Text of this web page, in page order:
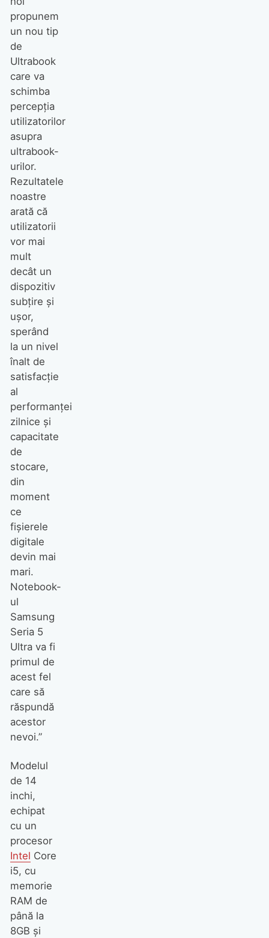
propunem
un nou tip
de
Ultrabook
care va
schimba
percepţia
utilizatorilor
asupra
ultrabook-
urilor.
Rezultatele
noastre
arată că
utilizatorii
vor mai
mult
decât un
dispozitiv
subţire şi
uşor,
sperând
la un nivel
înalt de
satisfacţie
al
performanţei
zilnice şi
capacitate
de
stocare,
din
moment
ce
fişierele
digitale
devin mai
mari.
Notebook-
ul
Samsung
Seria 5
Ultra va fi
primul de
acest fel
care să
răspundă
acestor
nevoi.”
Modelul
de 14
inchi,
echipat
cu un
procesor
Intel Core
i5, cu
memorie
RAM de
până la
8GB şi